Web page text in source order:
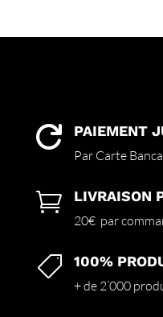
 PAIEMENT
Par Carte
 LIVRAISON
20€ par
 100%
+ de 2’000